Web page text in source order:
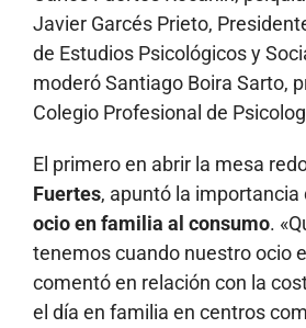
Javier Garcés Prieto,
de Estudios Psicológicos y
moderó Santiago Boira Sarto,
Colegio Profesional de
El primero en abrir la mesa
Fuertes, apuntó la importancia
ocio en familia al consumo.
tenemos cuando nuestro ocio
comentó en relación con la
el día en familia en centros